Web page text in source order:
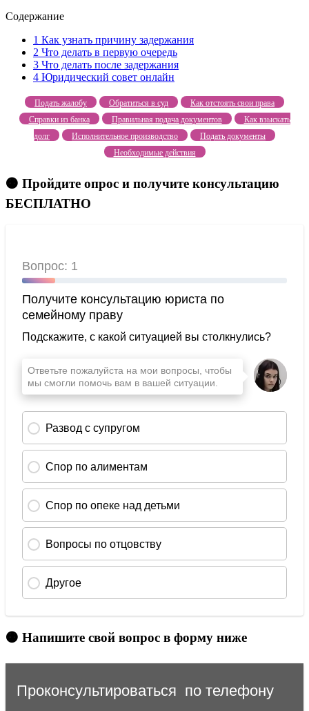
Содержание
1 Как узнать причину задержания
2 Что делать в первую очередь
3 Что делать после задержания
4 Юридический совет онлайн
Подать жалобу Обратиться в суд
Как отстоять свои права
Справки из банка
Правильная подача документов
Как взыскать
долг
Исполнительное производство
Подать документы
Необходимые действия
🟠 Пройдите опрос и получите консультацию
БЕСПЛАТНО
🟠 Напишите свой вопрос в форму ниже